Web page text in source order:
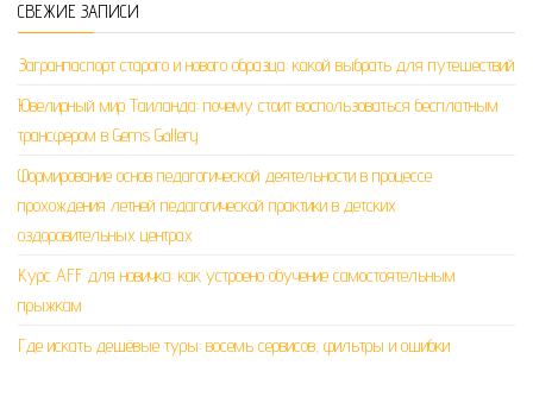
СВЕЖИЕ ЗАПИСИ
Загранпаспорт старого и нового образца: какой выбрать для путешествий
Ювелирный мир Таиланда: почему стоит воспользоваться бесплатным
трансфером в Gems Gallery
Формирование основ педагогической деятельности в процессе
прохождения летней педагогической практики в детских
оздоровительных центрах
Курс AFF для новичка: как устроено обучение самостоятельным
прыжкам
Где искать дешёвые туры: восемь сервисов, фильтры и ошибки